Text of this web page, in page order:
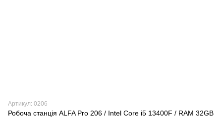
Артикул: 0206
Робоча станція ALFA Pro 206 / Intel Core i5 13400F / RAM 32GB